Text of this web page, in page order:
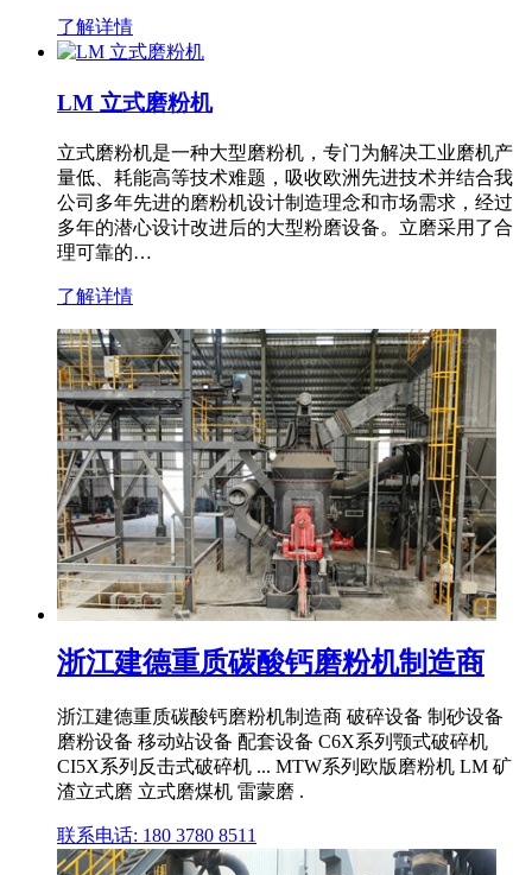
了解详情
LM 立式磨粉机
立式磨粉机是一种大型磨粉机，专门为解决工业磨机产
量低、耗能高等技术难题，吸收欧洲先进技术并结合我
公司多年先进的磨粉机设计制造理念和市场需求，经过
多年的潜心设计改进后的大型粉磨设备。立磨采用了合
理可靠的…
了解详情
浙江建德重质碳酸钙磨粉机制造商
浙江建德重质碳酸钙磨粉机制造商 破碎设备 制砂设备
磨粉设备 移动站设备 配套设备 C6X系列颚式破碎机
CI5X系列反击式破碎机 ... MTW系列欧版磨粉机 LM 矿
渣立式磨 立式磨煤机 雷蒙磨 .
联系电话: 180 3780 8511